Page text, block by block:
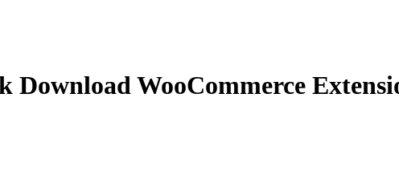
Download WooCommerce